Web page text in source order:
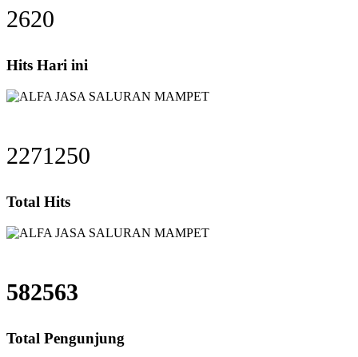
2620
Hits Hari ini
2271250
Total Hits
582563
Total Pengunjung